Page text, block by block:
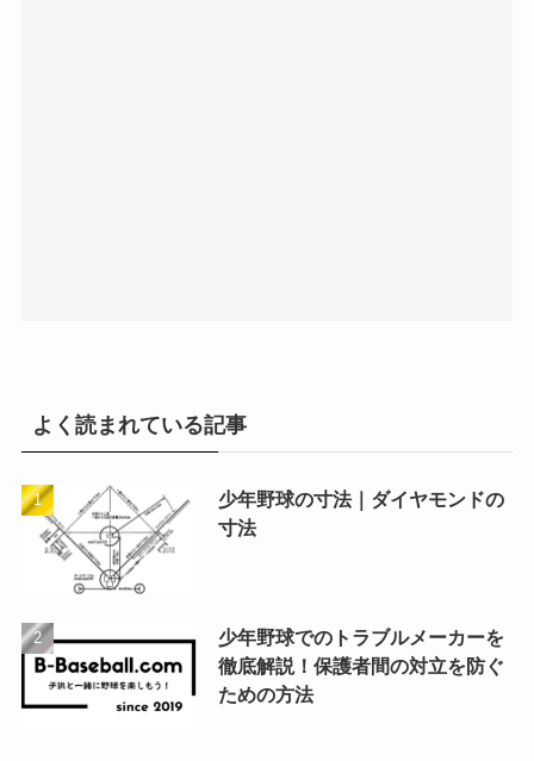
よく読まれている記事
少年野球の寸法｜ダイヤモンドの
寸法
少年野球でのトラブルメーカーを
徹底解説！保護者間の対立を防ぐ
ための方法